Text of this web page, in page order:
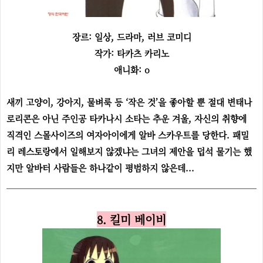
장르: 일상, 드라마, 러브 코미디
작가: 타카츠 카리노
애니화: o
새끼 고양이, 강아지, 물벼룩 등 ‘작은 것’을 좋아할 뿐 절대 변태나
로리콘은 아닌 주인공 타카나시 소타는 추운 겨울, 자신의 취향에
직격인 스몰사이즈의 여자아이에게 알바 스카우트를 당한다. 패밀
리 레스토랑에서 일해보지 않겠냐는 그녀의 제안을 덥석 물기는 했
지만 알바터 사람들은 하나같이 평범하지 않은데...
8. 킬미 베이비